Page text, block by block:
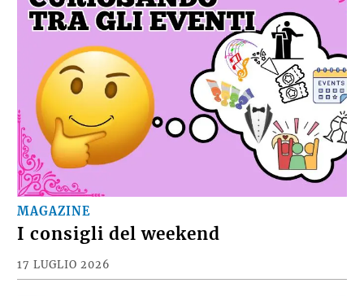
MAGAZINE
I consigli del weekend
17 LUGLIO 2026